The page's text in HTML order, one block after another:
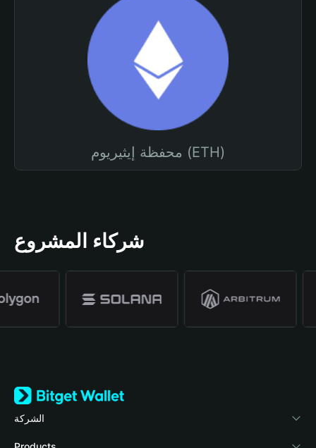
محفظة إيثيريوم (ETH)
شركاء المشروع
الشركة